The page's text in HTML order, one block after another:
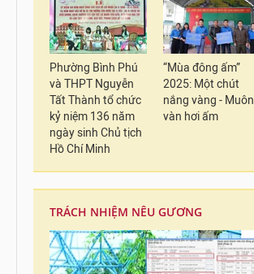
Phường Bình Phú
và THPT Nguyễn
Tất Thành tổ chức
kỷ niệm 136 năm
ngày sinh Chủ tịch
Hồ Chí Minh
“Mùa đông ấm”
2025: Một chút
nắng vàng - Muôn
vàn hơi ấm
TRÁCH NHIỆM NÊU GƯƠNG